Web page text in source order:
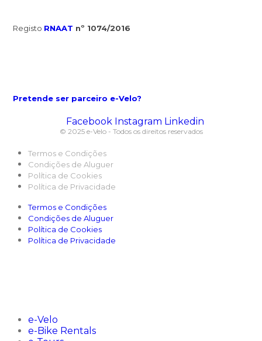
Registo RNAAT nº 1074/2016
Pretende ser parceiro e-Velo?
Facebook Instagram Linkedin
© 2025 e-Velo - Todos os direitos reservados
Termos e Condições
Condições de Aluguer
Política de Cookies
Política de Privacidade
Termos e Condições
Condições de Aluguer
Política de Cookies
Política de Privacidade
e-Velo
e-Bike Rentals